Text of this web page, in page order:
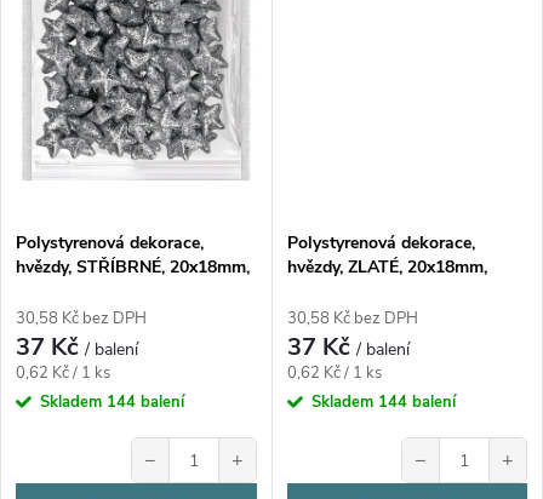
Polystyrenová dekorace,
hvězdy, STŘÍBRNÉ, 20x18mm,
30,58 Kč bez DPH
37 Kč/ balení
Měrná
cena:
0,62 Kč / 1 ks
Skladem 144 balení
− +
Polystyrenová dekorace,
hvězdy, ZLATÉ, 20x18mm,
30,58 Kč bez DPH
37 Kč/ balení
Měrná
cena:
0,62 Kč / 1 ks
Skladem 144 balení
− +